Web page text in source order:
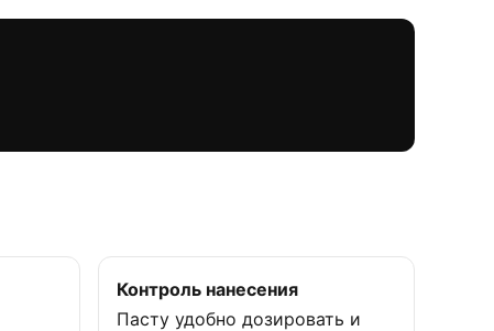
Контроль нанесения
Пасту удобно дозировать и